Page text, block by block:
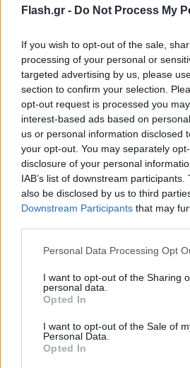
Flash.gr - Do Not Process My
If you wish to opt-out of the sale,
processing of your personal or
targeted advertising by us, please
section to confirm your selection.
opt-out request is processed you
interest-based ads based on
us or personal information disclosed
your opt-out. You may separately
disclosure of your personal
IAB’s list of downstream
also be disclosed by us to third
Downstream Participants that may
Please note that this website/app
not limited to your visit or usage
grant or deny consent to Google and
use your data for below specified
consent section.
Personal Data Processing Opt
I want to opt-out of the Sharing
personal data.
Opted In
I want to opt-out of the Sale of
Personal Data.
Opted In
Qualco στην
κοινωνικής δικτύωσης του
του τουρκικού συλλόγου
μας ως σερβιτόρες στις
ομάδας. Χωρίς καμία διάθεση
το θέμα, αλλά και με μηδενική
προκλήσεις και υποτιμητικές
τις αθλήτριές μας,
Μπεσίκτας και ζητήσαμε
ανάρτηση.